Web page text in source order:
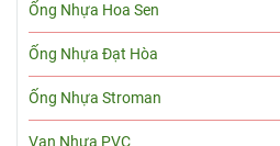
Ống Nhựa Hoa Sen
Ống Nhựa Đạt Hòa
Ống Nhựa Stroman
Van Nhựa PVC